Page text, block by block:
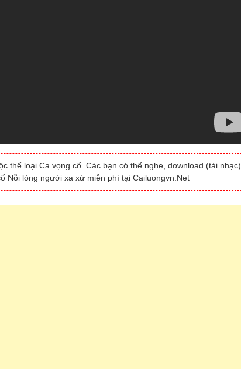
thể loại Ca vọng cổ. Các bạn có thể nghe, download (tải nhạc)
Nỗi lòng người xa xứ miễn phí tại Cailuongvn.Net